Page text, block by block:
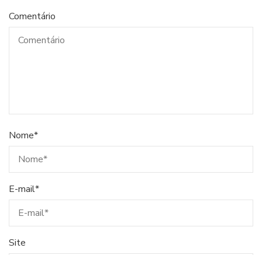
Comentário
Nome*
E-mail*
Site